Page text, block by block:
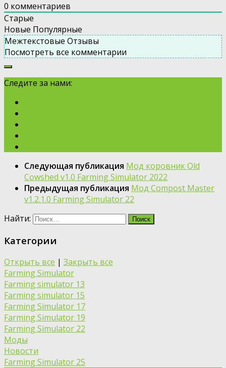
0 комментариев
Старые
Новые Популярные
Межтекстовые Отзывы
Посмотреть все комментарии
Следите за нами:
Следующая публикация Мод коровник Old
Cowshed v1.0 Farming Simulator 2022
Предыдущая публикация Мод Compost Master
v1.2.1.0 Farming Simulator 22
Найти:
Категории
Открыть все | Закрыть все
Farming Simulator
Farming simulator 13
Farming simulator 15
Farming Simulator 17
Farming Simulator 19
Farming Simulator 22
Моды
Новости
Farming Simulator 25